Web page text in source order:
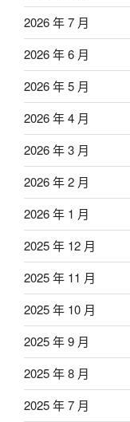
2026 年 7 月
2026 年 6 月
2026 年 5 月
2026 年 4 月
2026 年 3 月
2026 年 2 月
2026 年 1 月
2025 年 12 月
2025 年 11 月
2025 年 10 月
2025 年 9 月
2025 年 8 月
2025 年 7 月